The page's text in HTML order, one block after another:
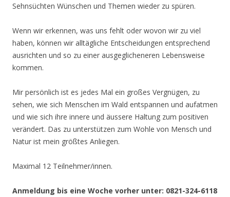
Sehnsüchten Wünschen und Themen wieder zu spüren.
Wenn wir erkennen, was uns fehlt oder wovon wir zu viel
haben, können wir alltägliche Entscheidungen entsprechend
ausrichten und so zu einer ausgeglicheneren Lebensweise
kommen.
Mir persönlich ist es jedes Mal ein großes Vergnügen, zu
sehen, wie sich Menschen im Wald entspannen und aufatmen
und wie sich ihre innere und äussere Haltung zum positiven
verändert. Das zu unterstützen zum Wohle von Mensch und
Natur ist mein größtes Anliegen.
Maximal 12 Teilnehmer/innen.
Anmeldung bis eine Woche vorher unter: 0821-324-6118